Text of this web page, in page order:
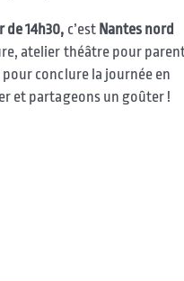
de 14h30, c’est Nantes nord
atelier théâtre pour
conclure la journée en
et partageons un goûter !